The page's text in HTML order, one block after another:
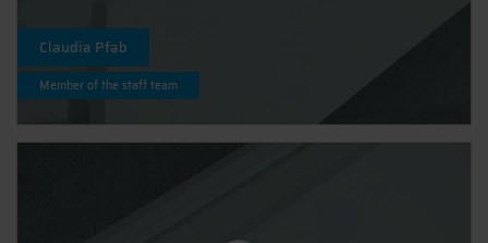
Claudia Pfab
Member of the staff team